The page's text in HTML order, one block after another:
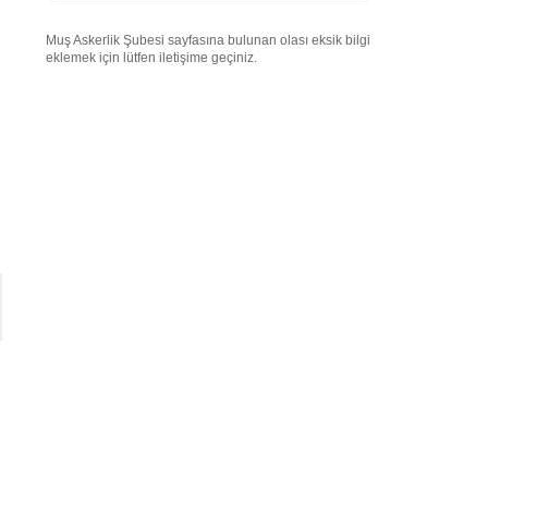
Muş Askerlik Şubesi sayfasına bulunan olası eksik bilgi
eklemek için lütfen iletişime geçiniz.